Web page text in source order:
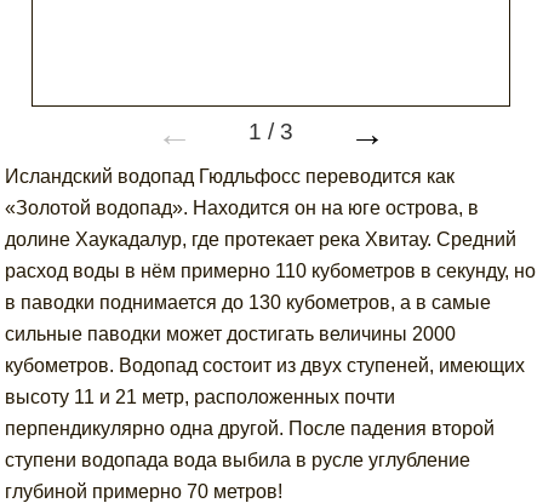
← 1 /3 →
Исландский водопад Гюдльфосс переводится как
«Золотой водопад». Находится он на юге острова, в
долине Хаукадалур, где протекает река Хвитау. Средний
расход воды в нём примерно 110 кубометров в секунду, но
в паводки поднимается до 130 кубометров, а в самые
сильные паводки может достигать величины 2000
кубометров. Водопад состоит из двух ступеней, имеющих
высоту 11 и 21 метр, расположенных почти
перпендикулярно одна другой. После падения второй
ступени водопада вода выбила в русле углубление
глубиной примерно 70 метров!